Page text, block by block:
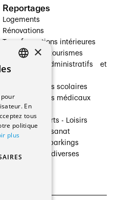
Reportages
Logements
Rénovations
Transformations intérieures
Hôtelleries et tourismes
Bâtiments administratifs et
Établissements scolaires
Établissements médicaux
Villas
Cultures - Sports - Loisirs
Industrie - Artisanat
Transports et parkings
Constructions diverses
×
En
tous
politique
plus